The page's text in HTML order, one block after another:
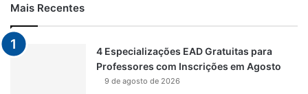
Mais Recentes
4 Especializações EAD Gratuitas para
Professores com Inscrições em Agosto
9 de agosto de 2026